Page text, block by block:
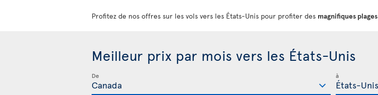
Profitez de nos offres sur les vols vers les États-Unis pour profiter des magnifiques plages
Meilleur prix par mois vers les États-Unis
De à